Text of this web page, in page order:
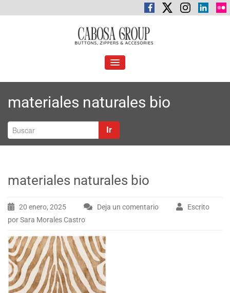
abosa Group
Botones, cremalleras y accesorios
ALTERNAR
materiales naturales bio
Ir
materiales naturales bio
20 enero, 2025 Deja un comentario
Escrito
por Sara Morales Castro